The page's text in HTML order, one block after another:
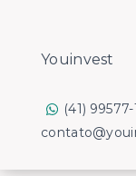
Youinvest
(41)